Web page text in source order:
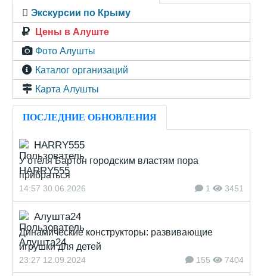
Экскурсии по Крыму
Цены в Алуште
Фото Алушты
Каталог организаций
Карта Алушты
ПОСЛЕДНИЕ ОБНОВЛЕНИЯ
HARRY555
У отеля Бартон городским властям пора
прибраться
14:57 30.06.2026 1 3451
Алушта24
Динамические конструкторы: развивающие
игрушки для детей
23:27 12.09.2024 155 7404